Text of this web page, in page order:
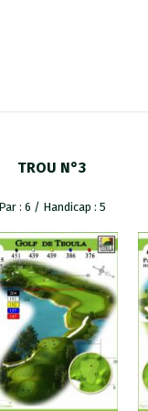
TROU N°3
Par : 6 / Handicap : 5